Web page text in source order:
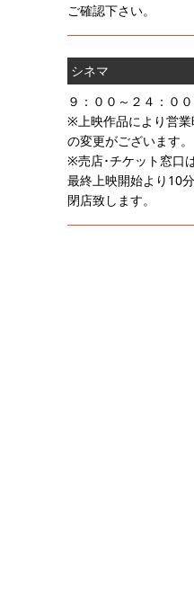
ご確認下さい。
シネマ
９：００～２４：００
※上映作品により営業
の変更がございます。
※売店･チケット窓口は
最終上映開始より10
閉店致します。